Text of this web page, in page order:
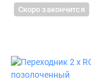
Скоро закончится